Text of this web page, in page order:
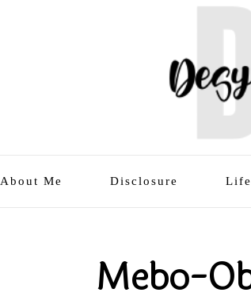
About Me Disclosure
Mebo-